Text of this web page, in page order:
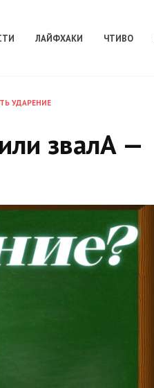
ЛАЙФХАКИ ЧТИВО
УДАРЕНИЕ
звалА —